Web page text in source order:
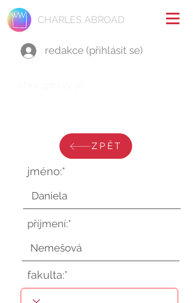
CHARLES ABROAD
redakce (přihlásit se)
ZPĚT
jméno:*
příjmení:*
fakulta:*